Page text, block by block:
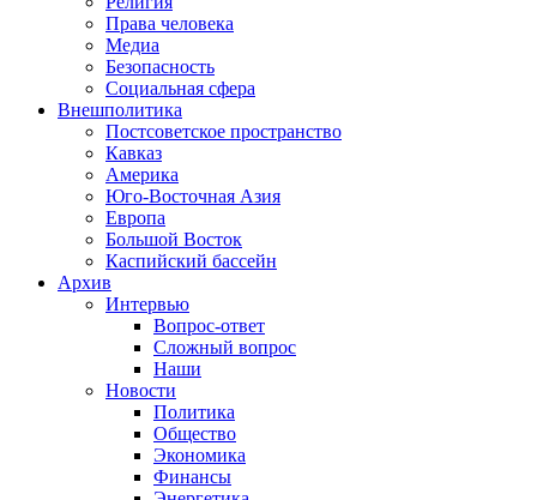
Права человека
Медиа
Безопасность
Социальная сфера
Внешполитика
Постсоветское пространство
Кавказ
Америка
Юго-Восточная Азия
Европа
Большой Восток
Каспийский бассейн
Архив
Интервью
Вопрос-ответ
Сложный вопрос
Наши
Новости
Политика
Общество
Экономика
Финансы